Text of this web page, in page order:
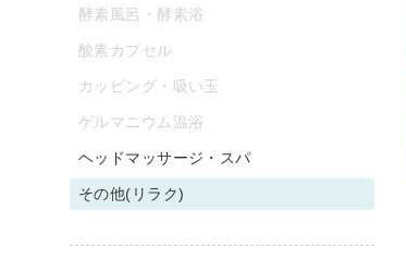
酵素風呂・酵素浴
酸素カプセル
カッピング・吸い玉
ゲルマニウム温浴
ヘッドマッサージ・スパ
その他(リラク)